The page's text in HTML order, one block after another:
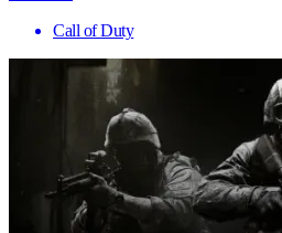
Call of Duty